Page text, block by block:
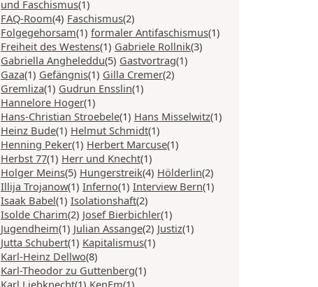
und Faschismus(1)
FAQ-Room(4) Faschismus(2)
Folgegehorsam(1) formaler Antifaschismus(1)
Freiheit des Westens(1) Gabriele Rollnik(3)
Gabriella Angheleddu(5) Gastvortrag(1)
Gaza(1) Gefängnis(1) Gilla Cremer(2)
Gremliza(1) Gudrun Ensslin(1)
Hannelore Hoger(1)
Hans-Christian Stroebele(1) Hans Misselwitz(1)
Heinz Bude(1) Helmut Schmidt(1)
Henning Peker(1) Herbert Marcuse(1)
Herbst 77(1) Herr und Knecht(1)
Holger Meins(5) Hungerstreik(4) Hölderlin(2)
Illija Trojanow(1) Inferno(1) Interview Bern(1)
Isaak Babel(1) Isolationshaft(2)
Isolde Charim(2) Josef Bierbichler(1)
Jugendheim(1) Julian Assange(2) Justiz(1)
Jutta Schubert(1) Kapitalismus(1)
Karl-Heinz Dellwo(8)
Karl-Theodor zu Guttenberg(1)
Karl Liebknecht(1) KenFm(1)